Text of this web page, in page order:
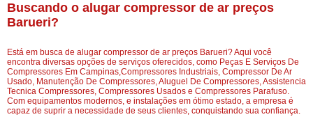
Buscando o alugar compressor de ar preços
Barueri?
Está em busca de alugar compressor de ar preços Barueri? Aqui você
encontra diversas opções de serviços oferecidos, como Peças E Serviços De
Compressores Em Campinas,Compressores Industriais, Compressor De Ar
Usado, Manutenção De Compressores, Aluguel De Compressores, Assistencia
Tecnica Compressores, Compressores Usados e Compressores Parafuso.
Com equipamentos modernos, e instalações em ótimo estado, a empresa é
capaz de suprir a necessidade de seus clientes, conquistando sua confiança.